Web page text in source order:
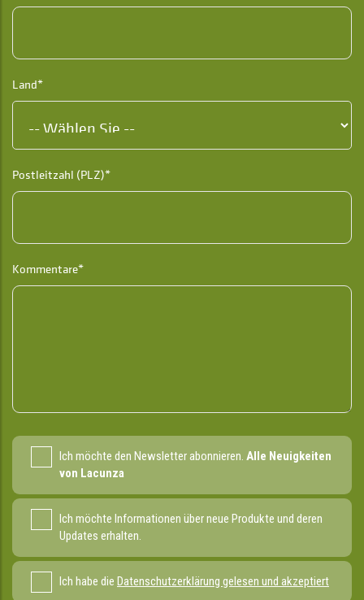
Land*
Postleitzahl (PLZ)*
Kommentare*
Ich möchte den Newsletter abonnieren. Alle Neuigkeiten
von Lacunza
Ich möchte Informationen über neue Produkte und deren
Updates erhalten.
Ich habe die Datenschutzerklärung gelesen und akzeptiert